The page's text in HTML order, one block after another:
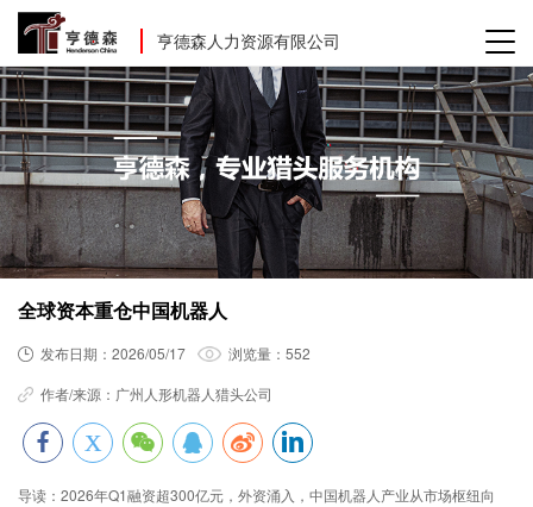
亨德森人力资源有限公司
全球资本重仓中国机器人
发布日期： 2026/05/17 浏览量： 552
作者/来源： 广州人形机器人猎头公司
导读： 2026年Q1融资超300亿元，外资涌入，中国机器人产业从市场枢纽向